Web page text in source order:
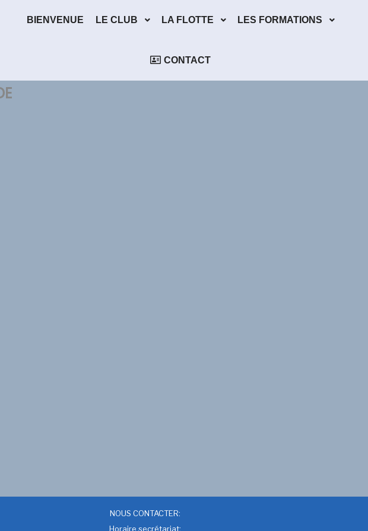
BIENVENUE LE CLUB LA FLOTTE LES FORMATIONS
CONTACT
NOUS CONTACTER:
Horaire secrétariat: